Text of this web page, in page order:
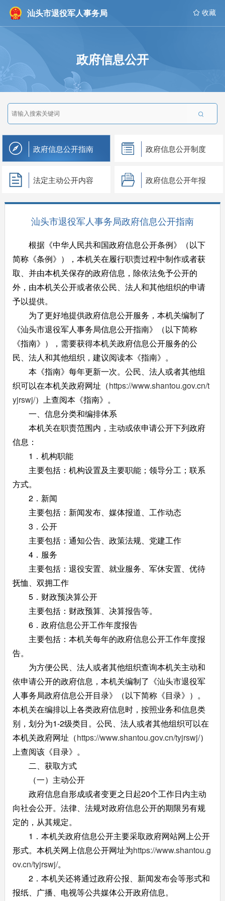
汕头市退役军人事务局  收藏
政府信息公开

政府信息公开指南 政府信息公开制度
法定主动公开内容 政府信息公开年报
汕头市退役军人事务局政府信息公开指南
根据《中华人民共和国政府信息公开条例》（以下
简称《条例》），本机关在履行职责过程中制作或者获
取、并由本机关保存的政府信息，除依法免予公开的
外，由本机关公开或者依公民、法人和其他组织的申请
予以提供。
为了更好地提供政府信息公开服务，本机关编制了
《汕头市退役军人事务局信息公开指南》（以下简称
《指南》），需要获得本机关政府信息公开服务的公
民、法人和其他组织，建议阅读本《指南》。
本《指南》每年更新一次。公民、法人或者其他组
织可以在本机关政府网址（https://www.shantou.gov.cn/t
yjrswj/）上查阅本《指南》。
一、信息分类和编排体系
本机关在职责范围内，主动或依申请公开下列政府
信息：
1．机构职能
主要包括：机构设置及主要职能；领导分工；联系
方式。
2．新闻
主要包括：新闻发布、媒体报道、工作动态
3．公开
主要包括：通知公告、政策法规、党建工作
4．服务
主要包括：退役安置、就业服务、军休安置、优待
抚恤、双拥工作
5．财政预决算公开
主要包括：财政预算、决算报告等。
6．政府信息公开工作年度报告
主要包括：本机关每年的政府信息公开工作年度报
告。
为方便公民、法人或者其他组织查询本机关主动和
依申请公开的政府信息，本机关编制了《汕头市退役军
人事务局政府信息公开目录》（以下简称《目录》）。
本机关在编排以上各类政府信息时，按照业务和信息类
别，划分为1-2级类目。公民、法人或者其他组织可以在
本机关政府网址（https://www.shantou.gov.cn/tyjrswj/）
上查阅该《目录》。
二、获取方式
（一）主动公开
政府信息自形成或者变更之日起20个工作日内主动
向社会公开。法律、法规对政府信息公开的期限另有规
定的，从其规定。
1．本机关政府信息公开主要采取政府网站网上公开
形式。本机关网上信息公开网址为https://www.shantou.g
ov.cn/tyjrswj/。
2．本机关还将通过政府公报、新闻发布会等形式和
报纸、广播、电视等公共媒体公开政府信息。